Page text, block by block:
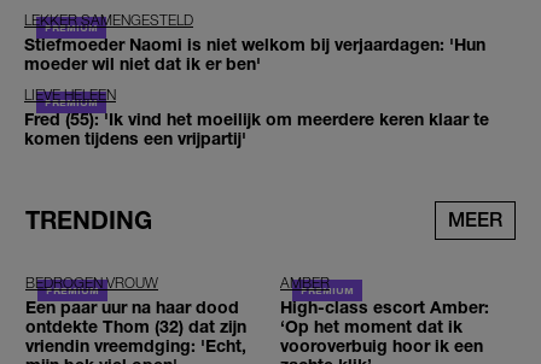
LEKKER SAMENGESTELD
Stiefmoeder Naomi is niet welkom bij verjaardagen: 'Hun
moeder wil niet dat ik er ben'
LIEVE HELEEN
Fred (55): 'Ik vind het moeilijk om meerdere keren klaar te
komen tijdens een vrijpartij'
TRENDING MEER
BEDROGEN VROUW
Een paar uur na haar dood
ontdekte Thom (32) dat zijn
vriendin vreemdging: 'Echt,
AMBER
High-class escort Amber:
‘Op het moment dat ik
vooroverbuig hoor ik een